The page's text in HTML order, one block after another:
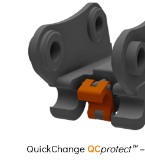
QuickChange QCprotect™ –